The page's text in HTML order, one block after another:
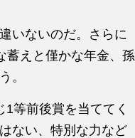
いないのだ。さらに
蓄えと僅かな年金、孫
。
等前後賞を当ててく
ない、特別な力など